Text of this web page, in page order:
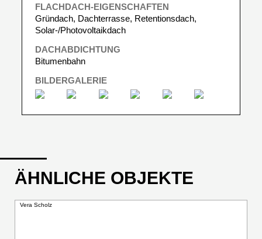
FLACHDACH-EIGENSCHAFTEN
Gründach, Dachterrasse, Retentionsdach,
Solar-/Photovoltaikdach
DACHABDICHTUNG
Bitumenbahn
BILDERGALERIE
ÄHNLICHE OBJEKTE
Vera Scholz